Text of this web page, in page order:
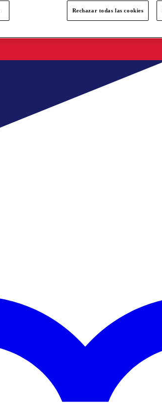
Rechazar todas las cookies